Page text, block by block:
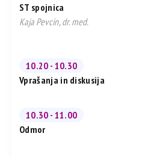
ST spojnica
Kaja Pevcin, dr. med.
10.20 - 10.30
Vprašanja in diskusija
10.30 - 11.00
Odmor